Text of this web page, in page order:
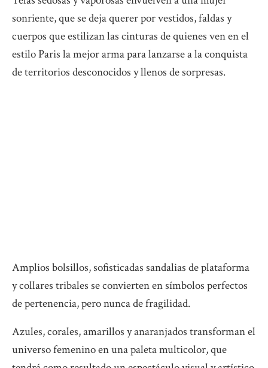
sonriente, que se deja querer por vestidos, faldas y
cuerpos que estilizan las cinturas de quienes ven en el
estilo Paris la mejor arma para lanzarse a la conquista
de territorios desconocidos y llenos de sorpresas.
Amplios bolsillos, sofisticadas sandalias de plataforma
y collares tribales se convierten en símbolos perfectos
de pertenencia, pero nunca de fragilidad.
Azules, corales, amarillos y anaranjados transforman el
universo femenino en una paleta multicolor, que